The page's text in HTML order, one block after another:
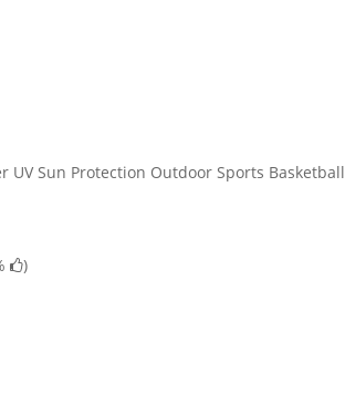
UV Sun Protection Outdoor Sports Basketball
)